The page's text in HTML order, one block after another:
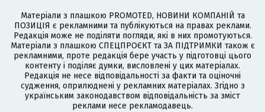
Матеріали з плашкою PROMOTED, НОВИНИ КОМПАНІЙ та
ПОЗИЦІЯ є рекламними та публікуються на правах реклами.
Редакція може не поділяти погляди, які в них промотуються.
Матеріали з плашкою СПЕЦПРОЄКТ та ЗА ПІДТРИМКИ також є
рекламними, проте редакція бере участь у підготовці цього
контенту і поділяє думки, висловлені у цих матеріалах.
Редакція не несе відповідальності за факти та оціночні
судження, оприлюднені у рекламних матеріалах. Згідно з
українським законодавством відповідальність за зміст
реклами несе рекламодавець.